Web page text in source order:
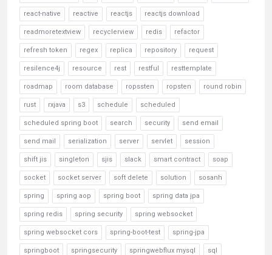
react-native reactive reactjs reactjs download
readmoretextview recyclerview redis refactor
refresh token regex replica repository request
resilence4j resource rest restful resttemplate
roadmap room database ropssten ropsten round robin
rust rxjava s3 schedule scheduled
scheduled spring boot search security send email
send mail serialization server servlet session
shift jis singleton sjis slack smart contract soap
socket socket server soft delete solution sosanh
spring spring aop spring boot spring data jpa
spring redis spring security spring websocket
spring websocket cors spring-boot-test spring-jpa
springboot springsecurity springwebflux mysql sql